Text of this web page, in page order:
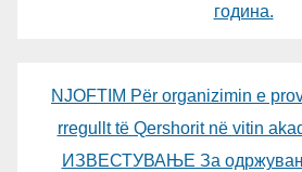
година.
NJOFTIM Për organizimin e
rregullt të Qershorit në vitin
ИЗВЕСТУВАЊЕ За